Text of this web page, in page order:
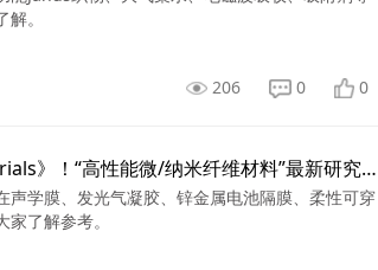
。
206 0 0
4篇《Advanced Materials》！“高性能微/纳米纤维材料”最新研究成果
声学膜、发光气凝胶、锌金属电池隔膜、柔性可穿
了解参考。